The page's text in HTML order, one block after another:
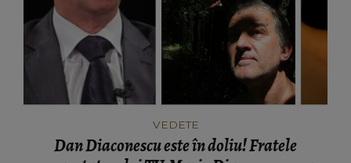
VEDETE
Dan Diaconescu este în doliu! Fratele